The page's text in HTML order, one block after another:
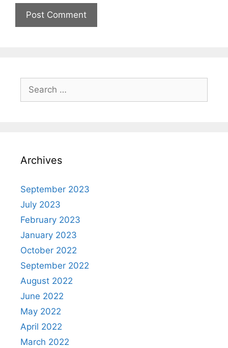
Archives
September 2023
July 2023
February 2023
January 2023
October 2022
September 2022
August 2022
June 2022
May 2022
April 2022
March 2022